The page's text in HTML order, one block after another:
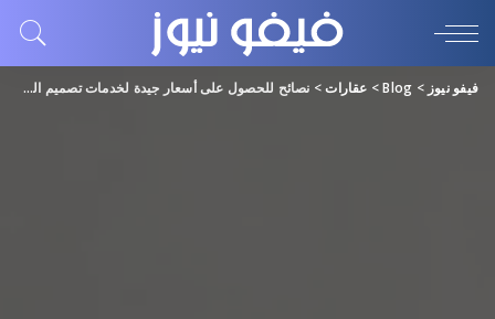
فيفو نيوز >
Blog
> عقارات> نصائح للحصول على أسعار جيدة لخدمات تصميم الفلل وصيانة المكيفات